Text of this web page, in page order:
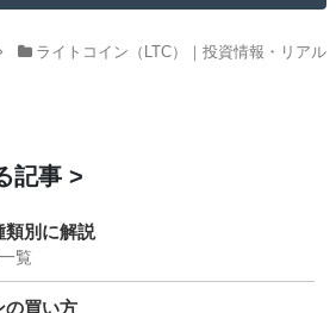
ライトコイン（LTC）｜投資情報・リアル
記事
類別に解説
覧
の買い方